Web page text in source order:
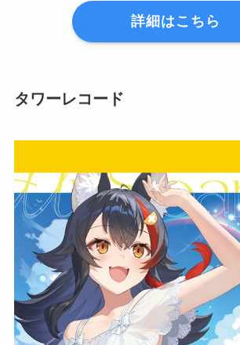
詳細はこちら
タワーレコード